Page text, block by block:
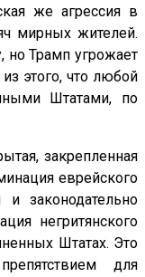
же агрессия в
мирных жителей.
но Трамп угрожает
этого, что любой
Штатами, по
закрепленная
еврейского
законодательно
негритянского
Штатах. Это
для